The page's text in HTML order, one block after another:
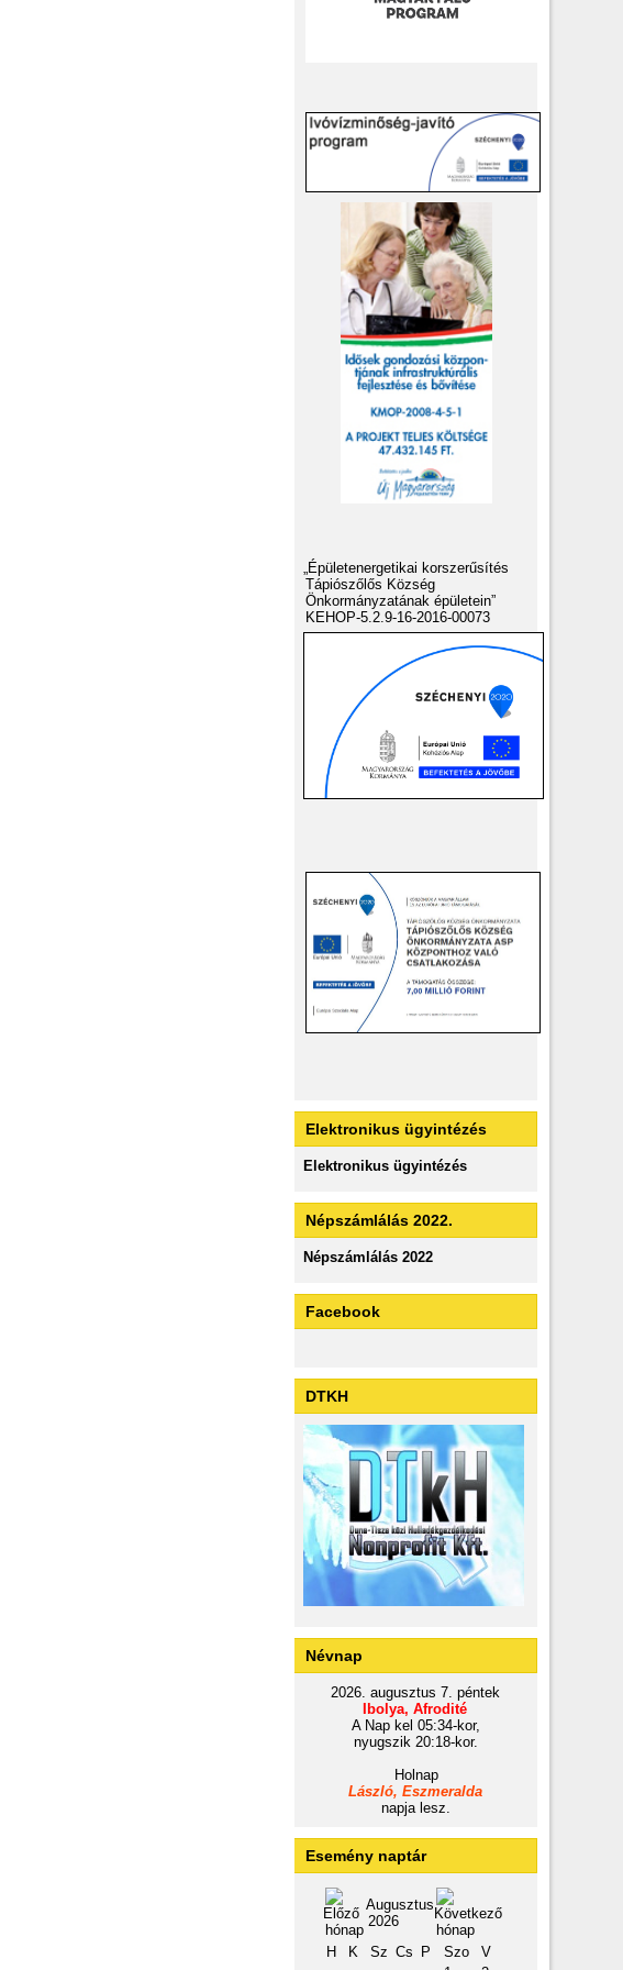
„Épületenergetikai korszerűsítés
Tápiószőlős Község
Önkormányzatának épületein”
KEHOP-5.2.9-16-2016-00073
Elektronikus ügyintézés
Elektronikus ügyintézés
Népszámlálás 2022.
Népszámlálás 2022
Facebook
DTKH
Névnap
2026. augusztus 7. péntek
Ibolya, Afrodité
A Nap kel 05:34-kor,
nyugszik 20:18-kor.
Holnap
László, Eszmeralda
napja lesz.
Esemény naptár
Augusztus
2026
H
K Sz Cs P Szo
V